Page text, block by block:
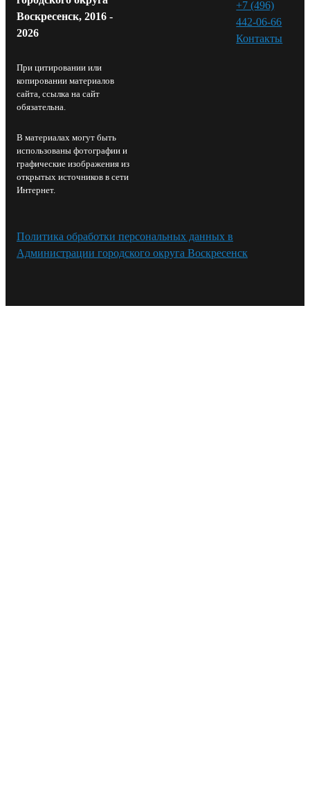
Воскресенск, 2016 -
2026
При цитировании или
копировании материалов
сайта, ссылка на сайт
обязательна.
В материалах могут быть
использованы фотографии и
графические изображения из
открытых источников в сети
Интернет.
+7 (496)
442-06-66
Контакты⁠
Политика обработки персональных данных в
Администрации городского округа Воскресенск